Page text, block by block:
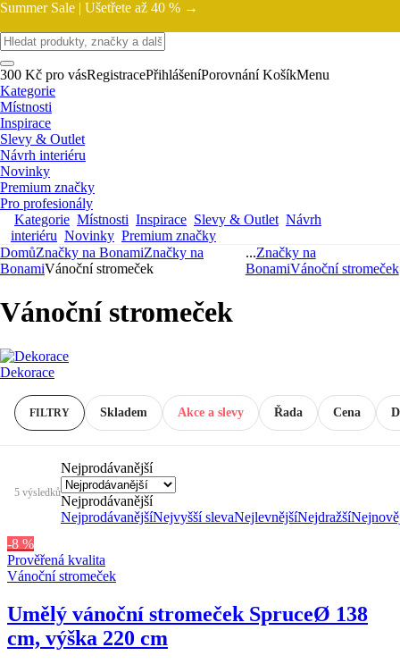
Summer Sale | Ušetřete až 40 % →
300 Kč pro vásRegistracePřihlášeníPorovnání KošíkMenu
Kategorie
Místnosti
Inspirace
Slevy & Outlet
Návrh interiéru
Novinky
Premium značky
Pro profesionály
Kategorie Místnosti Inspirace Slevy & Outlet Návrh
interiéru Novinky Premium značky
DomůZnačky na BonamiZnačky na
BonamiVánoční stromeček
...Značky na
BonamiVánoční stromeček
Vánoční stromeček
Dekorace
FILTRY Skladem Akce a slevy Řada Cena
5 výsledků
Nejprodávanější
Nejprodávanější
NejprodávanějšíNejvyšší slevaNejlevnějšíNejdražší
-8 %
Prověřená kvalita
Vánoční stromeček
Umělý vánoční stromeček SpruceØ 138
cm, výška 220 cm